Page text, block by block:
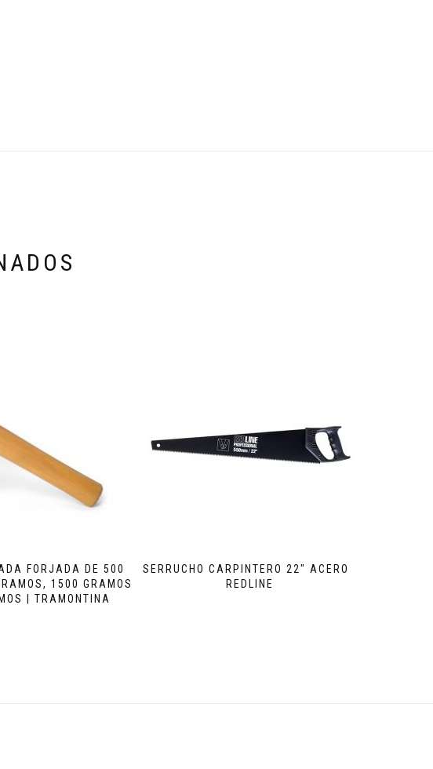
FORJADA DE 500
1500 GRAMOS
| TRAMONTINA
SERRUCHO CARPINTERO 22″ ACERO |
REDLINE